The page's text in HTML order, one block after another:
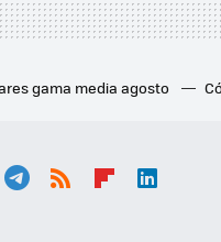
gama media agosto